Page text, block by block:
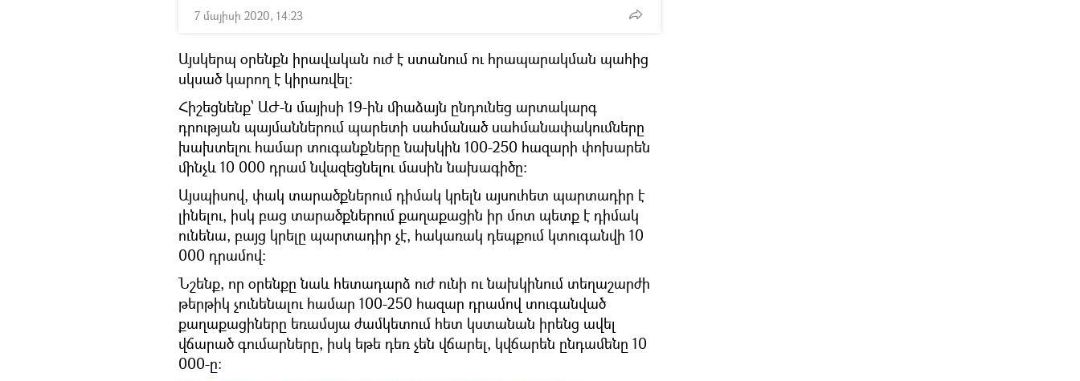
7 մայիսի 2020, 14:23
Այսկերպ օրենքն իրավական ուժ է ստանում ու հրապարակման պահից
սկսած կարող է կիրառվել:
Հիշեցնենք՝ ԱԺ-ն մայիսի 19-ին միաձայն ընդունեց արտակարգ
դրության պայմաններում պարետի սահմանած սահմանափակումները
խախտելու համար տուգանքները նախկին 100-250 հազարի փոխարեն
մինչև 10 000 դրամ նվազեցնելու մասին նախագիծը:
Այսպիսով, փակ տարածքներում դիմակ կրելն այսուհետ պարտադիր է
լինելու, իսկ բաց տարածքներում քաղաքացին իր մոտ պետք է դիմակ
ունենա, բայց կրելը պարտադիր չէ, հակառակ դեպքում կտուգանվի 10
000 դրամով:
Նշենք, որ օրենքը նաև հետադարձ ուժ ունի ու նախկինում տեղաշարժի
թերթիկ չունենալու համար 100-250 հազար դրամով տուգանված
քաղաքացիները եռամսյա ժամկետում հետ կստանան իրենց ավել
վճարած գումարները, իսկ եթե դեռ չեն վճարել, կվճարեն ընդամենը 10
000-ը: